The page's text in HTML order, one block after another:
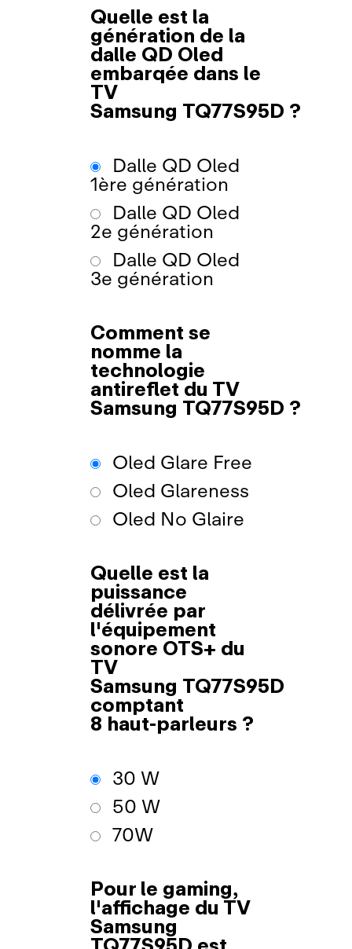
Quelle est la
génération de la
dalle QD Oled
embarqée dans le
TV
Samsung TQ77S95D ?
Dalle QD Oled
1ère génération
Dalle QD Oled
2e génération
Dalle QD Oled
3e génération
Comment se
nomme la
technologie
antireflet du TV
Samsung TQ77S95D ?
Oled Glare Free
Oled Glareness
Oled No Glaire
Quelle est la
puissance
délivrée par
l'équipement
sonore OTS+ du
TV
Samsung TQ77S95D
comptant
8 haut‑parleurs ?
30 W
50 W
70W
Pour le gaming,
l'affichage du TV
Samsung